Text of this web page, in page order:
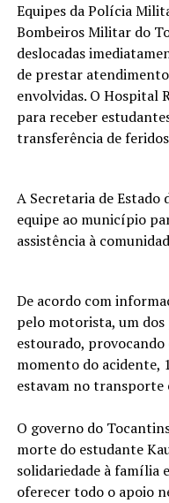
Equipes da Polícia
Bombeiros Militar do
deslocadas
de prestar
envolvidas. O Hospital
para receber
transferência de
A Secretaria de Estado
equipe ao município
assistência à
De acordo com
pelo motorista, um
estourado,
momento do acidente,
estavam no transporte
O governo do
morte do estudante
solidariedade à família
oferecer todo o apoio